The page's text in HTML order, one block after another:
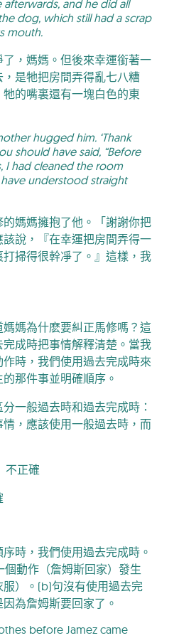
and he did all
dog, which still had a scrap
mouth.
了，媽媽。但後來幸運銜著一
是牠把房間弄得亂七八糟
的嘴裏還有一塊白色的東
hugged him. ‘Thank
should have said, “Before
I had cleaned the room
understood straight
的媽媽擁抱了他。「謝謝你把
說，『在幸運把房間弄得一
掃得很幹凈了。』這樣，我
媽為什麽要糾正馬修嗎？這
成時把事情解釋清楚。當我
時，我們使用過去完成時來
那件事並明確順序。
一般過去時和過去完成時：
，應該使用一般過去時，而
不正確
時，我們使用過去完成時。
動作（詹姆斯回家）發生
）。(b)句沒有使用過去完
為詹姆斯要回家了。
before Jamez came